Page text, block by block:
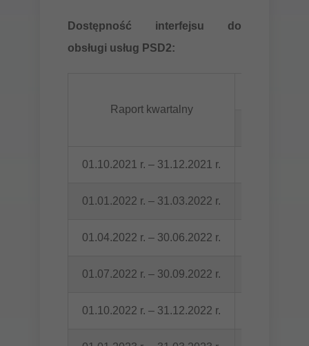
Dostępność interfejsu do
obsługi usług PSD2:
Raport kwartalny
01.10.2021 r. – 31.12.2021 r.
01.01.2022 r. – 31.03.2022 r.
01.04.2022 r. – 30.06.2022 r.
01.07.2022 r. – 30.09.2022 r.
01.10.2022 r. – 31.12.2022 r.